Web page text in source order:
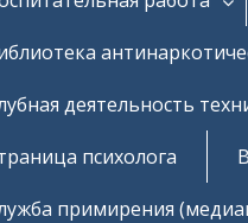
деятельность
психолога
примирения